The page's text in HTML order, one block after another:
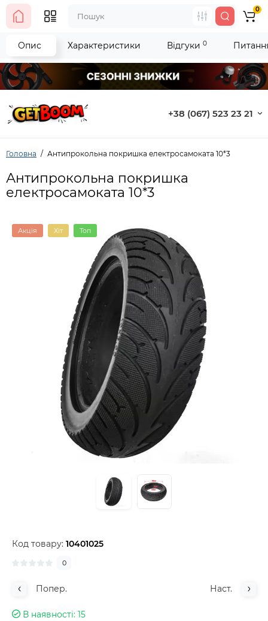
+38 (067) 523 23 21
0
Головна Антипрокольна покришка електросамоката 10*3
Антипрокольна покришка
електросамоката 10*3
Акція Хіт Топ
Код товару: 10401025
0
Попер. Наст.
В наявності 15
Опис Характеристики Відгуки 0